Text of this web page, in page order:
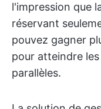
l'impression que
réservant
pouvez gagner
pour atteindre
parallèles.